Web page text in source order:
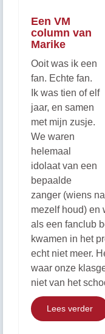
Een VM
column van
Marike
Ooit was ik een
fan. Echte fan.
Ik was tien of elf
jaar, en samen
met mijn zusje.
We waren
helemaal
idolaat van een
bepaalde
zanger (wiens
mezelf houd) en
als een fanclub
kwamen in het
echt niet meer.
waar onze
niet van het
Lees verder